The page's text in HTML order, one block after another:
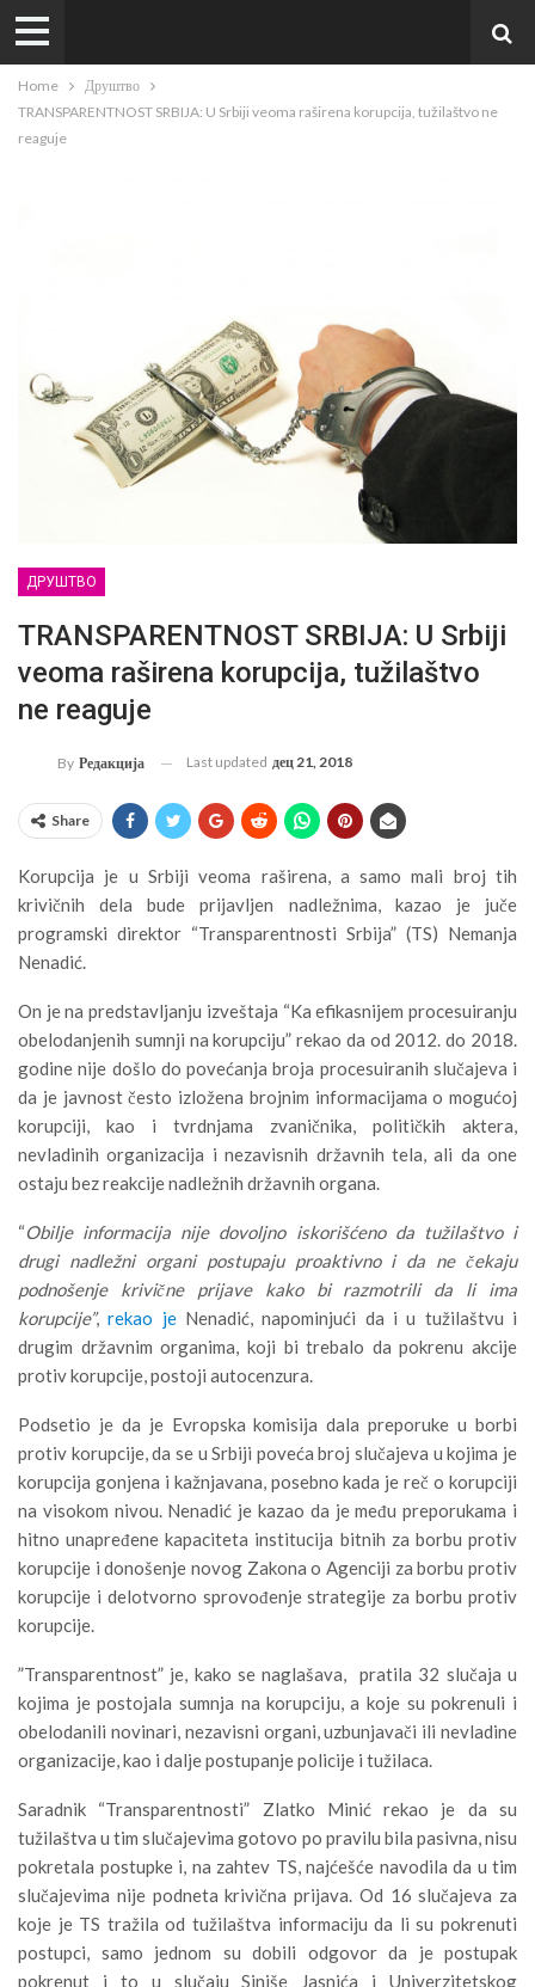
Home
Друштво
TRANSPARENTNOST SRBIJA: U Srbiji veoma raširena korupcija, tužilaštvo ne
reaguje
ДРУШТВО
TRANSPARENTNOST SRBIJA: U Srbiji
veoma raširena korupcija, tužilaštvo
ne reaguje
By Редакција Last updated дец 21, 2018
Share
Korupcija je u Srbiji veoma raširena, a samo mali broj tih
krivičnih dela bude prijavljen nadležnima, kazao je juče
programski direktor “Transparentnosti Srbija” (TS) Nemanja
Nenadić.
On je na predstavljanju izveštaja “Ka efikasnijem procesuiranju
obelodanjenih sumnji na korupciju” rekao da od 2012. do 2018.
godine nije došlo do povećanja broja procesuiranih slučajeva i
da je javnost često izložena brojnim informacijama o mogućoj
korupciji, kao i tvrdnjama zvaničnika, političkih aktera,
nevladinih organizacija i nezavisnih državnih tela, ali da one
ostaju bez reakcije nadležnih državnih organa.
“Obilje informacija nije dovoljno iskorišćeno da tužilaštvo i
drugi nadležni organi postupaju proaktivno i da ne čekaju
podnošenje krivične prijave kako bi razmotrili da li ima
korupcije”,rekao jeNenadić, napominjući da i u tužilaštvu i
drugim državnim organima, koji bi trebalo da pokrenu akcije
protiv korupcije, postoji autocenzura.
Podsetio je da je Evropska komisija dala preporuke u borbi
protiv korupcije, da se u Srbiji poveća broj slučajeva u kojima je
korupcija gonjena i kažnjavana, posebno kada je reč o korupciji
na visokom nivou. Nenadić je kazao da je među preporukama i
hitno unapređene kapaciteta institucija bitnih za borbu protiv
korupcije i donošenje novog Zakona o Agenciji za borbu protiv
korupcije i delotvorno sprovođenje strategije za borbu protiv
korupcije.
”Transparentnost” je, kako se naglašava, pratila 32 slučaja u
kojima je postojala sumnja na korupciju, a koje su pokrenuli i
obelodanili novinari, nezavisni organi, uzbunjavači ili nevladine
organizacije, kao i dalje postupanje policije i tužilaca.
Saradnik “Transparentnosti” Zlatko Minić rekao je da su
tužilaštva u tim slučajevima gotovo po pravilu bila pasivna, nisu
pokretala postupke i, na zahtev TS, najćešće navodila da u tim
slučajevima nije podneta krivična prijava. Od 16 slučajeva za
koje je TS tražila od tužilaštva informaciju da li su pokrenuti
postupci, samo jednom su dobili odgovor da je postupak
pokrenut i to u slučaju Siniše Jasnića i Univerzitetskog